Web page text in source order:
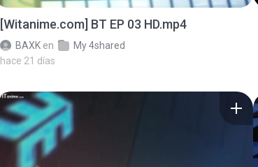
[Witanime.com] BT EP 03 HD.mp4
BAXK en
My 4shared
hace 21 días